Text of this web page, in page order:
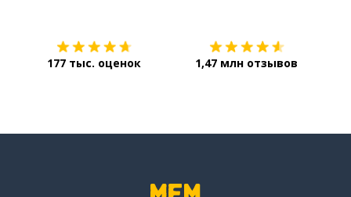
177 тыс. оценок 1,47 млн отзывов